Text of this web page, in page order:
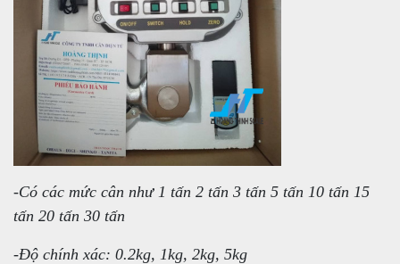
-Có các mức cân như 1 tấn 2 tấn 3 tấn 5 tấn 10 tấn 15
tấn 20 tấn 30 tấn
-Độ chính xác: 0.2kg, 1kg, 2kg, 5kg